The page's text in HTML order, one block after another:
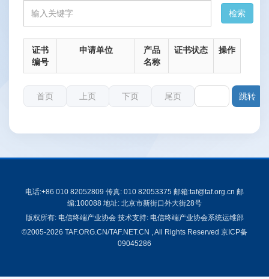
证书
编号
申请单位
产品
名称
证书状态 操作
首页 上页 下页 尾页
电话:+86 010 82052809 传真: 010 82053375 邮箱:taf@taf.org.cn 邮
编:100088 地址: 北京市新街口外大街28号
版权所有: 电信终端产业协会 技术支持: 电信终端产业协会系统运维部
©2005-2026 TAF.ORG.CN/TAF.NET.CN , All Rights Reserved 京ICP备
09045286